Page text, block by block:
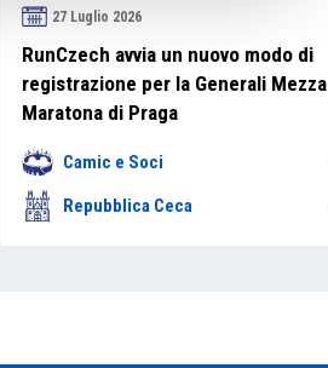
27 Luglio 2026
RunCzech avvia un nuovo modo di
registrazione per la Generali Mezza
Maratona di Praga
Camic e Soci
Repubblica Ceca